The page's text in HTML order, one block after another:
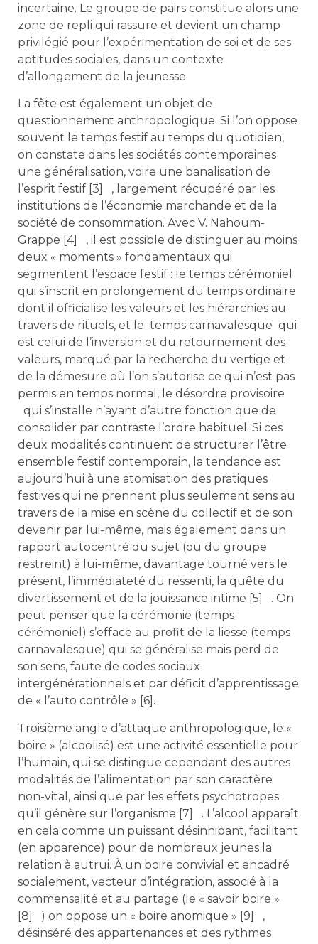
incertaine. Le groupe de pairs constitue alors une
zone de repli qui rassure et devient un champ
privilégié pour l’expérimentation de soi et de ses
aptitudes sociales, dans un contexte
d’allongement de la jeunesse.
La fête est également un objet de
questionnement anthropologique. Si l’on oppose
souvent le temps festif au temps du quotidien,
on constate dans les sociétés contemporaines
une généralisation, voire une banalisation de
l’esprit festif [3] , largement récupéré par les
institutions de l’économie marchande et de la
société de consommation. Avec V. Nahoum-
Grappe [4] , il est possible de distinguer au moins
deux « moments » fondamentaux qui
segmentent l’espace festif : le temps cérémoniel
qui s’inscrit en prolongement du temps ordinaire
dont il officialise les valeurs et les hiérarchies au
travers de rituels, et le temps carnavalesque qui
est celui de l’inversion et du retournement des
valeurs, marqué par la recherche du vertige et
de la démesure où l’on s’autorise ce qui n’est pas
permis en temps normal, le désordre provisoire
qui s’installe n’ayant d’autre fonction que de
consolider par contraste l’ordre habituel. Si ces
deux modalités continuent de structurer l’être
ensemble festif contemporain, la tendance est
aujourd’hui à une atomisation des pratiques
festives qui ne prennent plus seulement sens au
travers de la mise en scène du collectif et de son
devenir par lui-même, mais également dans un
rapport autocentré du sujet (ou du groupe
restreint) à lui-même, davantage tourné vers le
présent, l’immédiateté du ressenti, la quête du
divertissement et de la jouissance intime [5] . On
peut penser que la cérémonie (temps
cérémoniel) s’efface au profit de la liesse (temps
carnavalesque) qui se généralise mais perd de
son sens, faute de codes sociaux
intergénérationnels et par déficit d’apprentissage
de « l’auto contrôle » [6].
Troisième angle d’attaque anthropologique, le «
boire » (alcoolisé) est une activité essentielle pour
l’humain, qui se distingue cependant des autres
modalités de l’alimentation par son caractère
non-vital, ainsi que par les effets psychotropes
qu’il génère sur l’organisme [7] . L’alcool apparaît
en cela comme un puissant désinhibant, facilitant
(en apparence) pour de nombreux jeunes la
relation à autrui. À un boire convivial et encadré
socialement, vecteur d’intégration, associé à la
commensalité et au partage (le « savoir boire »
[8] ) on oppose un « boire anomique » [9] ,
désinséré des appartenances et des rythmes